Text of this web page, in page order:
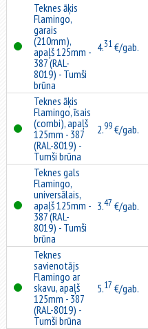
Teknes āķis
Flamingo,
garais
(210mm),
apaļš 125mm -
387 (RAL-
8019) - Tumši
brūna
4.31€/gab.
Teknes āķis
Flamingo, īsais
(combi), apaļš
125mm - 387
(RAL-8019) -
Tumši brūna
2.99€/gab.
Teknes gals
Flamingo,
universālais,
apaļš 125mm -
387 (RAL-
8019) - Tumši
brūna
3.47 €/gab.
Teknes
savienotājs
Flamingo ar
skavu, apaļš
125mm - 387
(RAL-8019) -
Tumši brūna
5.17 €/gab.